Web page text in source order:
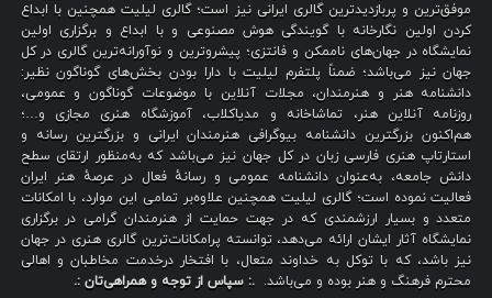
موفق‌ترین و پربازدیدترین گالری ایرانی نیز است؛ گالری لیلیت همچنین با ابداع
کردن اولین نگارخانه با گویندگی هوش مصنوعی و با ابداع و برگزاری اولین
نمایشگاه در جهان‌های ناممکن و فانتزی؛ پیشروترین و نوآورانه‌ترین گالری در کل
جهان نیز می‌باشد؛ ضمناً پلتفرم لیلیت با دارا بودن بخش‌های گوناگون نظیر:
دانشنامه هنر و هنرمندان، مجلات آنلاین با موضوعات گوناگون و عمومی،
روزنامه آنلاین هنر، تماشاخانه و مدیاکلاب، آموزشگاه هنری مجازی و…؛
هم‌اکنون بزرگترین دانشنامه بیوگرافی هنرمندان ایرانی و بزرگترین رسانه و
استارتاپ هنری فارسی زبان در کل جهان نیز می‌باشد که به‌منظور ارتقای سطح
دانش جامعه، به‌عنوان دانشنامه عمومی و رسانهٔ فعال در عرصهٔ هنر ایران
فعالیت نموده است؛ گالری لیلیت همچنین علاوه‌بر تمامی این موارد، با امکانات
متعدد و بسیار ارزشمندی که در جهت حمایت از هنرمندان گرامی در برگزاری
نمایشگاه آثار ایشان ارائه می‌دهد، توانسته پرامکانات‌ترین گالری هنری در جهان
نیز باشد، که با توکل به خداوند متعال، با افتخار درخدمت مخاطبان و اهالی
محترم فرهنگ و هنر بوده و می‌باشد. .: سپاس از توجه و همراهی‌تان :.